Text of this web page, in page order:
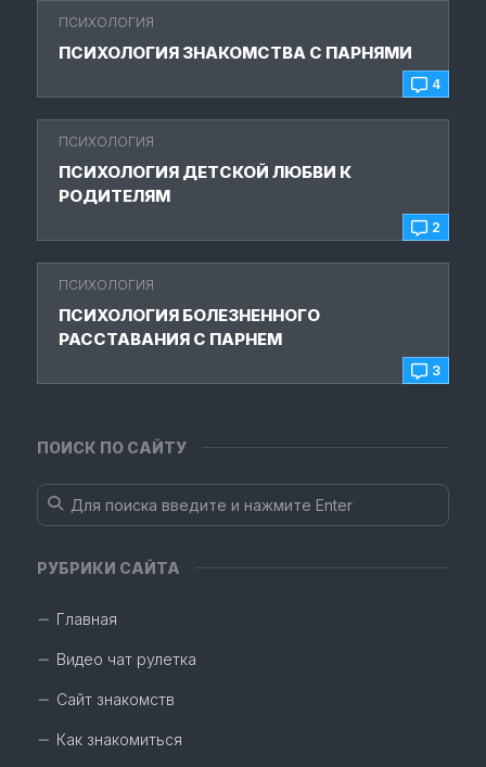
4
ПСИХОЛОГИЯ
ПСИХОЛОГИЯ ЗНАКОМСТВА С ПАРНЯМИ
2
ПСИХОЛОГИЯ
ПСИХОЛОГИЯ ДЕТСКОЙ ЛЮБВИ К
РОДИТЕЛЯМ
3
ПСИХОЛОГИЯ
ПСИХОЛОГИЯ БОЛЕЗНЕННОГО
РАССТАВАНИЯ С ПАРНЕМ
ПОИСК ПО САЙТУ
РУБРИКИ САЙТА
Главная
Видео чат рулетка
Сайт знакомств
Как знакомиться